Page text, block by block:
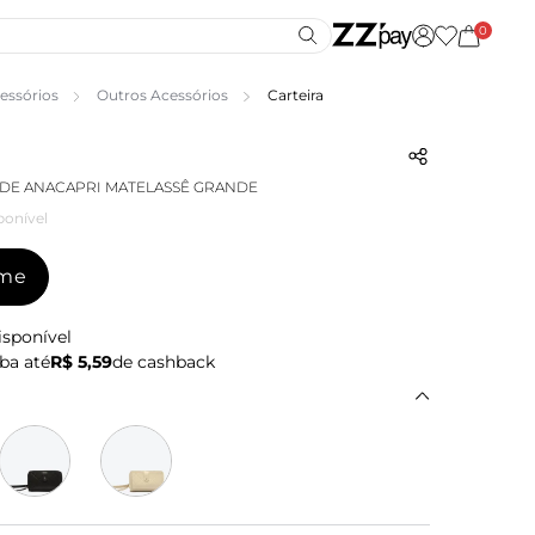
0
Outros Acessórios Carteira
ANACAPRI MATELASSÊ GRANDE
atéR$ 5,59de cashback